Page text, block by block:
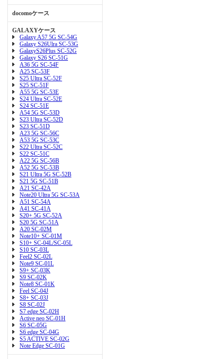
docomoケース
GALAXYケース
Galaxy A57 5G SC-54G
Galaxy S26Ulra SC-53G
GalaxyS26Plus SC-52G
Galaxy S26 SC-51G
A36 5G SC-54F
A25 SC-53F
S25 Ultra SC-52F
S25 SC-51F
A55 5G SC-53E
S24 Ultra SC-52E
S24 SC-51E
A54 5G SC-53D
S23 Ultra SC-52D
S23 SC-51D
A23 5G SC-56C
A53 5G SC-53C
S22 Ultra SC-52C
S22 SC-51C
A22 5G SC-56B
A52 5G SC-53B
S21 Ultra 5G SC-52B
S21 5G SC-51B
A21 SC-42A
Note20 Ultra 5G SC-53A
A51 SC-54A
A41 SC-41A
S20+ 5G SC-52A
S20 5G SC-51A
A20 SC-02M
Note10+ SC-01M
S10+ SC-04L/SC-05L
S10 SC-03L
Feel2 SC-02L
Note9 SC-01L
S9+ SC-03K
S9 SC-02K
Note8 SC-01K
Feel SC-04J
S8+ SC-03J
S8 SC-02J
S7 edge SC-02H
Active neo SC-01H
S6 SC-05G
S6 edge SC-04G
S5 ACTIVE SC-02G
Note Edge SC-01G